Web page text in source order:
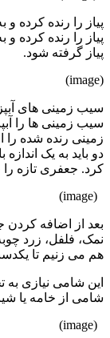
پیاز را رنده کرده
پیاز را رنده
پیاز گرفته شود.
(image)
سیب زمینی های
سیب زمینی ها را
زمینی رنده شده
دو باید به یک
کرد. جعفری تازه
(image)
بعد از اضافه کردن
نمک، فلفل، زرد
هم می زنیم تا
این شامی نیازی
شامی از خامه یا
(image)